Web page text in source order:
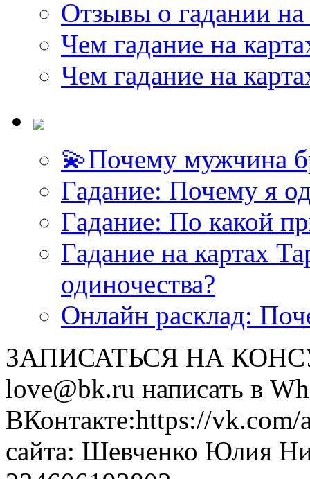
Отзывы о гадании на
Чем гадание на
Чем гадание на
💫Почему мужчина
Гадание: Почему я
Гадание: По какой
Гадание на картах
одиночества?
Онлайн расклад:
ЗАПИСАТЬСЯ НА
love@bk.ru написать в
ВКонтакте:https://
сайта: Шевченко Юлия